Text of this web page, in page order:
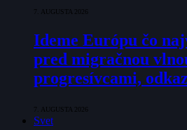
7. AUGUSTA 2026
Ideme Európu čo
pred migračnou
progresívcami,
7. AUGUSTA 2026
Svet